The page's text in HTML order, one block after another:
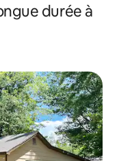
durée à